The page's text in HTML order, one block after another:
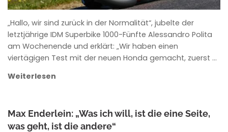
„Hallo, wir sind zurück in der Normalität“, jubelte der
letztjährige IDM Superbike 1000-Fünfte Alessandro Polita
am Wochenende und erklärt: „Wir haben einen
viertägigen Test mit der neuen Honda gemacht, zuerst …
Weiterlesen
Max Enderlein: „Was ich will, ist die eine Seite,
was geht, ist die andere“